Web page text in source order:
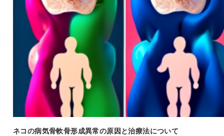
ネコの病気骨軟骨形成異常の原因と治療法について